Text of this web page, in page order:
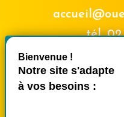
tél.02